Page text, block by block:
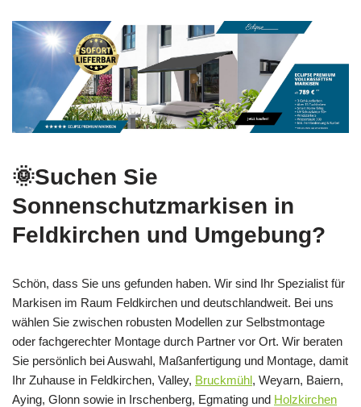
🌞Suchen Sie
Sonnenschutzmarkisen in
Feldkirchen und Umgebung?
Schön, dass Sie uns gefunden haben. Wir sind Ihr Spezialist für
Markisen im Raum Feldkirchen und deutschlandweit. Bei uns
wählen Sie zwischen robusten Modellen zur Selbstmontage
oder fachgerechter Montage durch Partner vor Ort. Wir beraten
Sie persönlich bei Auswahl, Maßanfertigung und Montage, damit
Ihr Zuhause in Feldkirchen, Valley, Bruckmühl, Weyarn, Baiern,
Aying, Glonn sowie in Irschenberg, Egmating und Holzkirchen